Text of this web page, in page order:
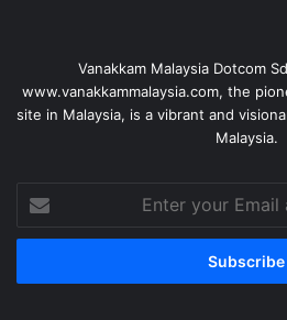
Vanakkam Malaysia Dotcom
www.vanakkammalaysia.com, the
site in Malaysia, is a vibrant and
Malaysia.
your
Email